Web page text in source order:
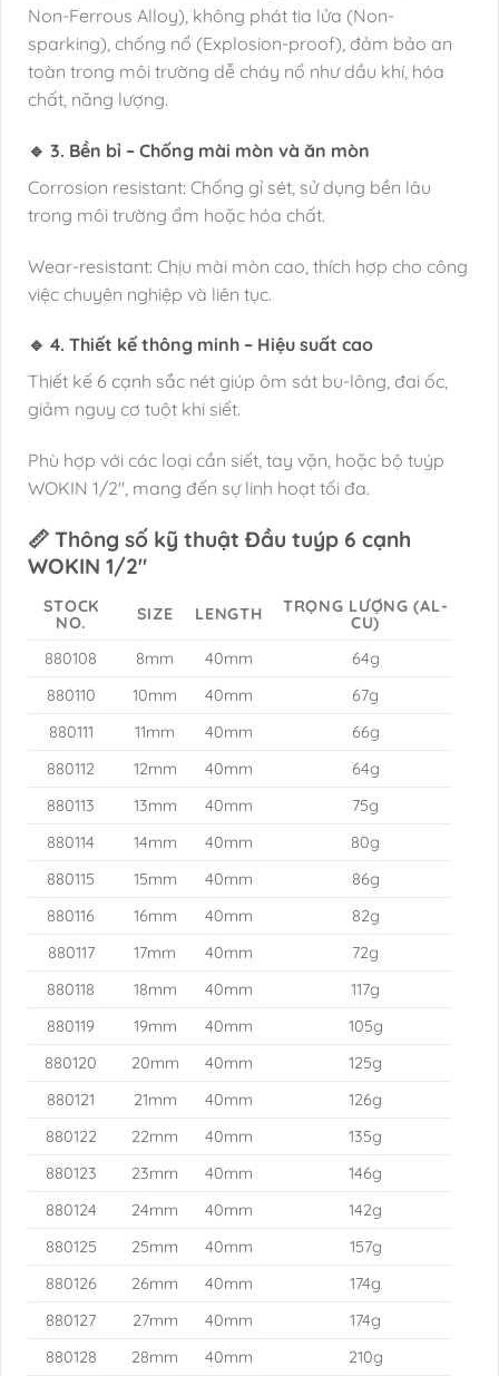
Non-Ferrous Alloy), không phát tia lửa (Non-
sparking), chống nổ (Explosion-proof), đảm bảo an
toàn trong môi trường dễ cháy nổ như dầu khí, hóa
chất, năng lượng.
🔹 3. Bền bỉ – Chống mài mòn và ăn mòn
Corrosion resistant: Chống gỉ sét, sử dụng bền lâu
trong môi trường ẩm hoặc hóa chất.
Wear-resistant: Chịu mài mòn cao, thích hợp cho công
việc chuyên nghiệp và liên tục.
🔹 4. Thiết kế thông minh – Hiệu suất cao
Thiết kế 6 cạnh sắc nét giúp ôm sát bu-lông, đai ốc,
giảm nguy cơ tuột khi siết.
Phù hợp với các loại cần siết, tay vặn, hoặc bộ tuýp
WOKIN 1/2″, mang đến sự linh hoạt tối đa.
📏 Thông số kỹ thuật Đầu tuýp 6 cạnh
WOKIN 1/2″
STOCK
NO.
SIZE LENGTH
TRỌNG LƯỢNG (AL-
CU)
880108
8mm 40mm
64g
880110
10mm 40mm
67g
880111
11mm 40mm
66g
880112
12mm 40mm
64g
880113
13mm 40mm
75g
880114
14mm 40mm
80g
880115
15mm 40mm
86g
880116
16mm 40mm
82g
880117
17mm 40mm
72g
880118
18mm 40mm
117g
880119
19mm 40mm
105g
880120
20mm 40mm
125g
880121
21mm 40mm
126g
880122
22mm 40mm
135g
880123
23mm 40mm
146g
880124
24mm 40mm
142g
880125
25mm 40mm
157g
880126
26mm 40mm
174g
880127
27mm 40mm
174g
880128
28mm 40mm 210g